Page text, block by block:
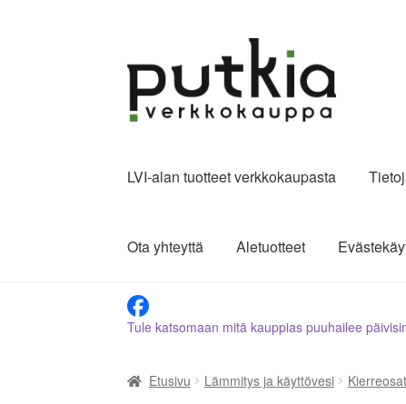
navigointiin
sisältöön
LVI-alan tuotteet verkkokaupasta
Ota yhteyttä Aletuotteet
Tule katsomaan mitä kauppias puuhailee
Etusivu Lämmitys ja käyttövesi Kierreosat